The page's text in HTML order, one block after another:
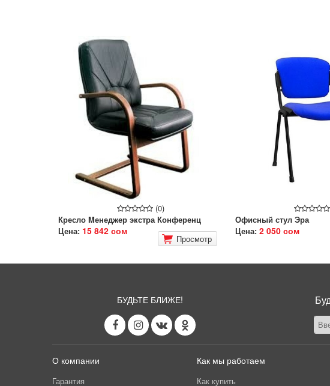
(0)
Кресло Mенеджер экстра Конференц
Цена: 15 842 сом
Просмотр
Офисный стул Эра
Цена: 2 050 сом
БУДЬТЕ БЛИЖЕ!
О компании
Гарантия
Как мы работаем
Как купить